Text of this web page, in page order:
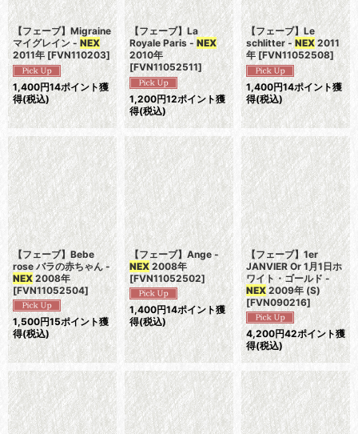
【フェーブ】Migraine
マイグレイン -NEX
2011年 [FVN110203]
1,400円14ポイント獲
得(税込)
【フェーブ】La
Royale Paris -NEX
2010年
[FVN11052511]
1,200円12ポイント獲
得(税込)
【フェーブ】Le
schlitter -NEX2011
年 [FVN11052508]
1,400円14ポイント獲
得(税込)
【フェーブ】Bebe
rose バラの赤ちゃん -
NEX2008年
[FVN11052504]
1,500円15ポイント獲
得(税込)
【フェーブ】Ange -
NEX2008年
[FVN11052502]
1,400円14ポイント獲
得(税込)
【フェーブ】1er
JANVIER Or 1月1日ホ
ワイト・ゴールド -
NEX2009年 (S)
[FVN090216]
4,200円42ポイント獲
得(税込)